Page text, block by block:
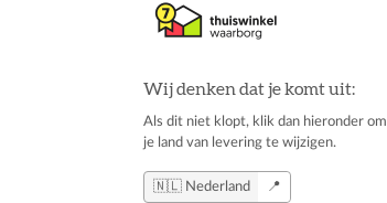
Wij denken dat je komt uit:
Als dit niet klopt, klik dan hieronder om
je land van levering te wijzigen.
🇳🇱 Nederland 📍